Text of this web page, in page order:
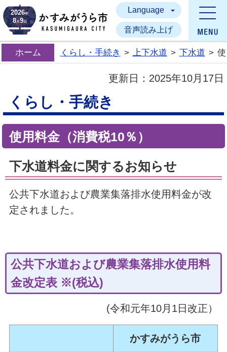
かすみがうら市
2026年
8月9日
Language
音声読み上げ
ホーム くらし・手続き > 上下水道 > 下水道 >
更新日： 2025年10月17日
くらし・手続き
使用料金（消費税10％）
下水道料金に関するお知らせ
公共下水道および農業集落排水使用料金が改
定されました。
公共下水道および農業集落排水使用料
金改定表 ※(税込)
(令和元年10月1日改正）
かすみがうら市